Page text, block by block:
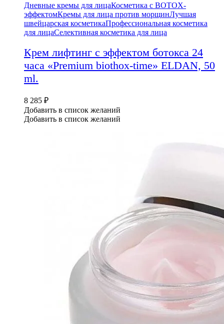
Дневные кремы для лицаКосметика с BOTOX-
эффектомКремы для лица против морщинЛучшая
швейцарская косметикаПрофессиональная косметика
для лицаСелективная косметика для лица
Крем лифтинг c эффектом ботокса 24
часа «Premium biothox-time» ELDAN, 50
ml.
8 285 ₽
Добавить в список желаний
Добавить в список желаний